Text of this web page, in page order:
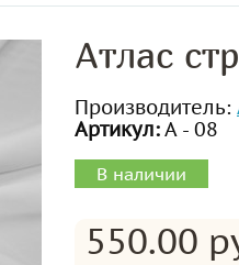
Атлас
Производитель:
Артикул:А - 08
В наличии
550.00